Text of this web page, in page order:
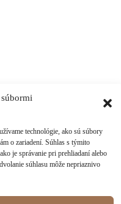
technológie, ako sú súbory
o zariadení. Súhlas s týmito
je správanie pri prehliadaní alebo
súhlasu môže nepriaznivo
[SK]
[multilang]